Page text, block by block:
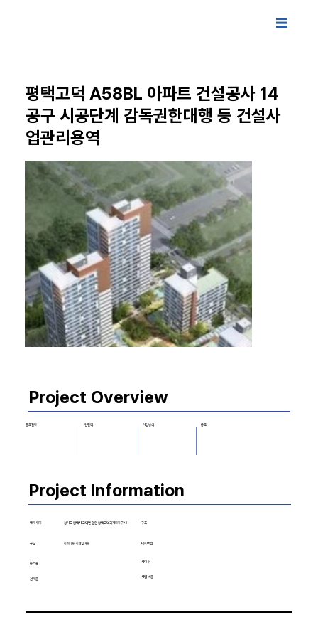
평택고덕 A58BL 아파트 건설공사 14
공구 시공단계 감독권한대행 등 건설사
업관리용역
Project Overview
공모일자 ​연면적 사업방식 용도
Project Information
대지 위치 경기도 평택시 고덕면 일원 평택고덕국제화지구 내 구조
규모 지하 1층, 지상 24층 대지면적
용적률 세대 수
건폐율
사업 비용